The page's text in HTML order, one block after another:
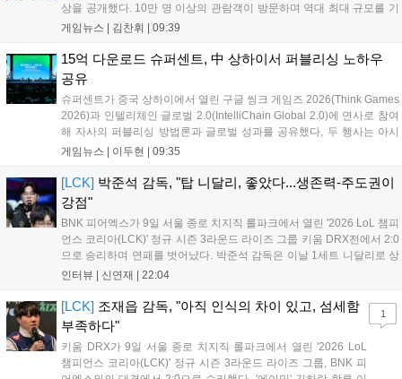
상을 공개했다. 10만 명 이상의 관람객이 방문하며 역대 최대 규모를 기
록한 이번 행사는 서브컬처 팬덤의 체험형 문화 확산을 증명했다. 한편,
제1전시장에서 열릴 예정이며, 더욱 다채로운 콘텐츠로 팬들을 맞이할
계획이다....
게임뉴스 | 김찬휘 | 09:39
15억 다운로드 슈퍼센트, 中 상하이서 퍼블리싱 노하우
공유
슈퍼센트가 중국 상하이에서 열린 구글 씽크 게임즈 2026(Think Games
2026)과 인텔리체인 글로벌 2.0(IntelliChain Global 2.0)에 연사로 참여
해 자사의 퍼블리싱 방법론과 글로벌 성과를 공유했다, 두 행사는 아시
아 최대 규모 게임 박람회인 차이나조이 2026 개막에 맞춰 개최된 글로
게임뉴스 | 이두현 | 09:35
[LCK] 박준석 감독, "탑 니달리, 좋았다...생존력-주도권이
강점"
BNK 피어엑스가 9일 서울 종로 치지직 롤파크에서 열린 '2026 LoL 챔피
언스 코리아(LCK)' 정규 시즌 3라운드 라이즈 그룹 키움 DRX전에서 2:0
으로 승리하며 연패를 벗어났다. 박준석 감독은 이날 1세트 니달리로 상
대의 움직임을 강제한 점, 2세트 불리함을 한타로 역전하고 운영으로 잘
인터뷰 | 신연재 | 22:04
[LCK] 조재읍 감독, "아직 인식의 차이 있고, 섬세함
부족하다"
키움 DRX가 9일 서울 종로 치지직 롤파크에서 열린 '2026 LoL
챔피언스 코리아(LCK)' 정규 시즌 3라운드 라이즈 그룹, BNK 피
1